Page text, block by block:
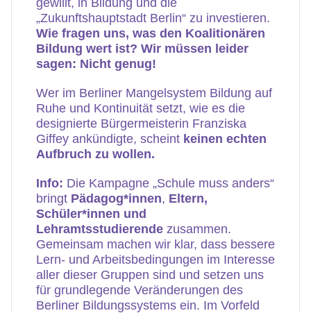
gewillt, in Bildung und die
„Zukunftshauptstadt Berlin“ zu investieren.
Wie fragen uns, was den Koalitionären
Bildung wert ist? Wir müssen leider
sagen: Nicht genug!
Wer im Berliner Mangelsystem Bildung auf
Ruhe und Kontinuität setzt, wie es die
designierte Bürgermeisterin Franziska
Giffey ankündigte, scheint keinen echten
Aufbruch zu wollen.
Info: Die Kampagne „Schule muss anders“
bringt Pädagog*innen, Eltern,
Schüler*innen und
Lehramtsstudierende zusammen.
Gemeinsam machen wir klar, dass bessere
Lern- und Arbeitsbedingungen im Interesse
aller dieser Gruppen sind und setzen uns
für grundlegende Veränderungen des
Berliner Bildungssystems ein. Im Vorfeld